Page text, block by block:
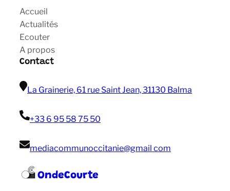
Accueil
Actualités
Ecouter
A propos
Contact
La Grainerie, 61 rue Saint Jean, 31130 Balma
+33 6 95 58 75 50
mediacommunoccitanie@gmail com
OndeCourte